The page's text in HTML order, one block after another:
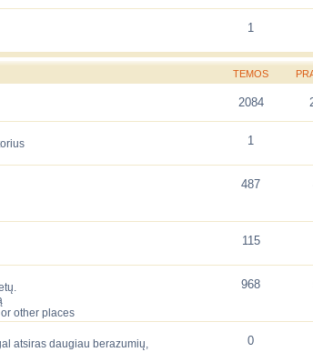
1
TEMOS
2084
1
487
115
other places
968
atsiras daugiau berazumių,
0